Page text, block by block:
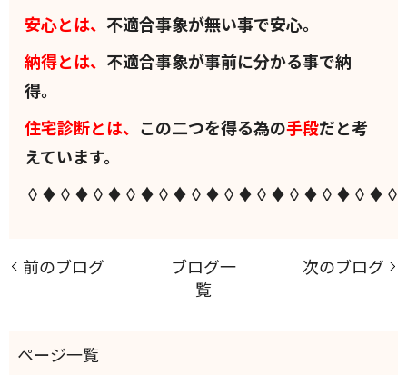
安心とは、 不適合事象が無い事で安心。
納得とは、 不適合事象が事前に分かる事で納
得。
住宅診断とは、 この二つを得る為の手段だと考
えています。
前のブログ
ブログ一
覧
次のブログ